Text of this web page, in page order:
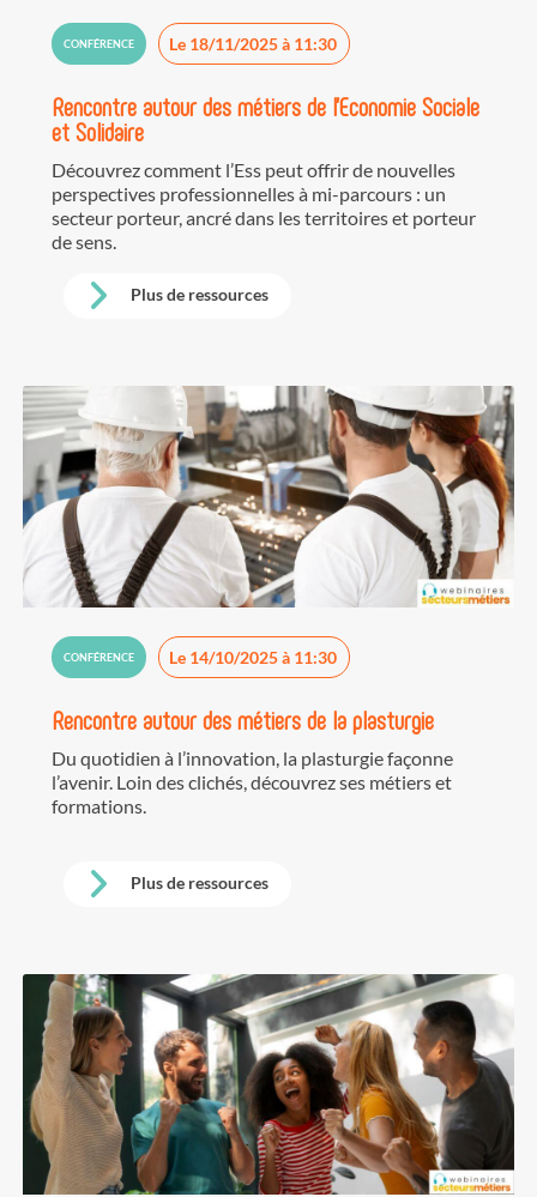
CONFÉRENCE Le 18/11/2025 à 11:30
Rencontre autour des métiers de l'Economie Sociale
et Solidaire
Découvrez comment l’Ess peut offrir de nouvelles
perspectives professionnelles à mi-parcours : un
secteur porteur, ancré dans les territoires et porteur
de sens.
Plus de ressources
CONFÉRENCE Le 14/10/2025 à 11:30
Rencontre autour des métiers de la plasturgie
Du quotidien à l’innovation, la plasturgie façonne
l’avenir. Loin des clichés, découvrez ses métiers et
formations.
Plus de ressources